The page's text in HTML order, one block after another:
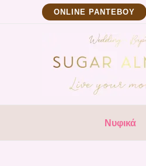
ΟNLINE ΡΑΝΤΕΒΟΥ
Νυφικά